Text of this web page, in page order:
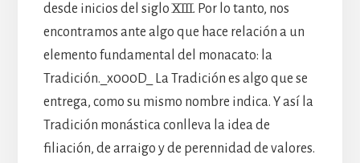
desde inicios del siglo XIII. Por lo tanto, nos
encontramos ante algo que hace relación a un
elemento fundamental del monacato: la
Tradición._x000D_ La Tradición es algo que se
entrega, como su mismo nombre indica. Y así la
Tradición monástica conlleva la idea de
filiación, de arraigo y de perennidad de valores.